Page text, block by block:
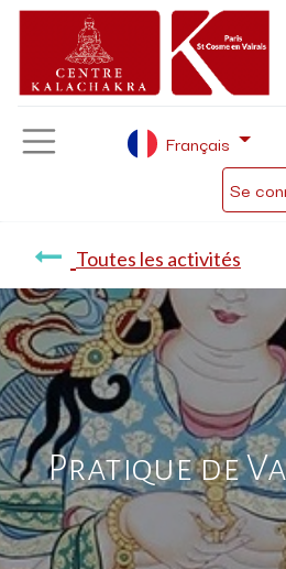
Se
Français
Toutes les activités
Pratique de